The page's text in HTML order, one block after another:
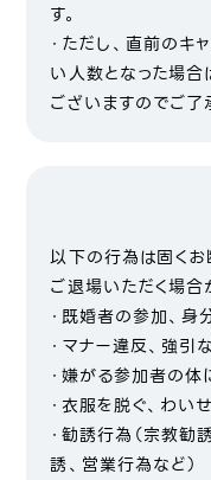
す。
・ただし、直前のキ
い人数となった場
ございますのでご了
以下の行為は固くお
ご退場いただく場合
・既婚者の参加、身
・マナー違反、強
・嫌がる参加者の
・衣服を脱ぐ、わい
・勧誘行為（宗教勧
誘、営業行為など）